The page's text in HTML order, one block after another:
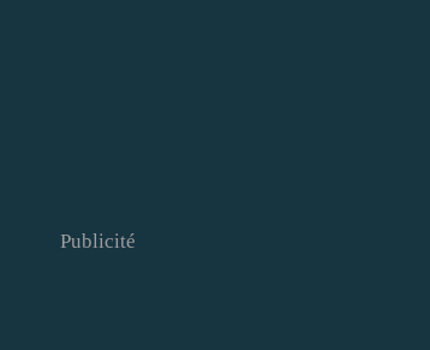
Publicité